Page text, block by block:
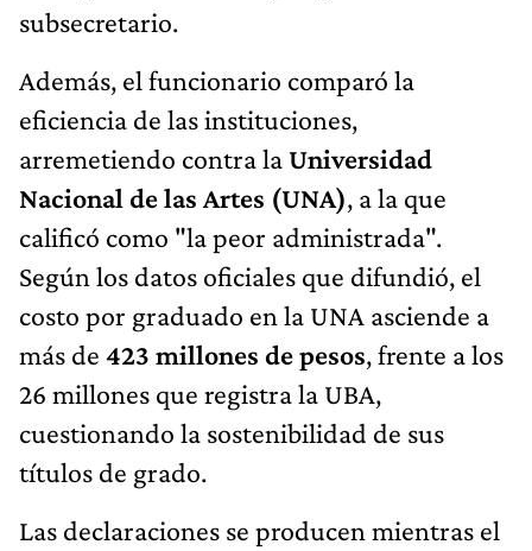
subsecretario.
Además, el funcionario comparó la
eficiencia de las instituciones,
arremetiendo contra laUniversidad
Nacional de las Artes (UNA), a la que
calificó como "la peor administrada".
Según los datos oficiales que difundió, el
costo por graduado en la UNA asciende a
más de 423 millones de pesos, frente a los
26 millones que registra la UBA,
cuestionando la sostenibilidad de sus
títulos de grado.
Las declaraciones se producen mientras el